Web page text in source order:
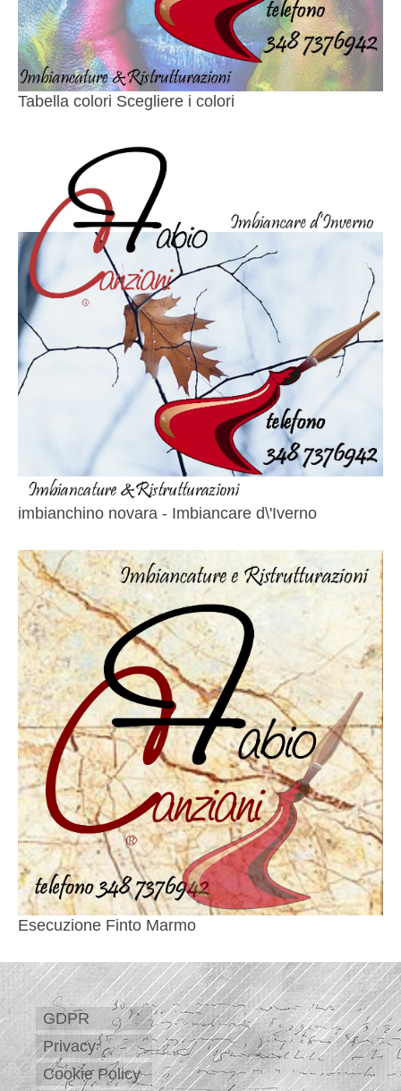
Tabella colori Scegliere i colori
imbianchino novara - Imbiancare d\'Iverno
Esecuzione Finto Marmo
GDPR
Privacy
Cookie Policy